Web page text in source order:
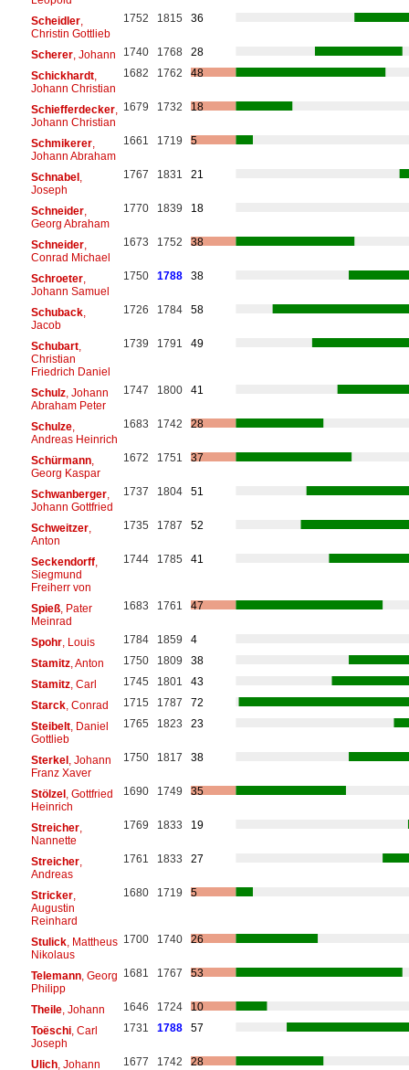
Scheidler,
Christin Gottlieb
1752 1815 36
Scherer, Johann 1740 1768
28
Schickhardt,
Johann Christian
1682 1762 48
Schiefferdecker,
Johann Christian
1679 1732 18
Schmikerer,
Johann Abraham
1661 1719 5
Schnabel,
Joseph
1767 1831 21
Schneider,
Georg Abraham
1770 1839 18
Schneider,
Conrad Michael
1673 1752 38
Schroeter,
Johann Samuel
1750 1788 38
Schuback,
Jacob
1726 1784 58
Schubart,
Christian
Friedrich Daniel
1739 1791 49
Schulz, Johann
Abraham Peter
1747 1800 41
Schulze,
Andreas Heinrich
1683 1742 28
Schürmann,
Georg Kaspar
1672 1751 37
Schwanberger,
Johann Gottfried
1737 1804 51
Schweitzer,
Anton
1735 1787 52
Seckendorff,
Siegmund
Freiherr von
1744 1785 41
Spieß, Pater
Meinrad
1683 1761 47
Spohr, Louis 1784 1859
4
Stamitz, Anton 1750 1809
38
Stamitz, Carl 1745 1801
43
Starck, Conrad 1715 1787
72
Steibelt, Daniel
Gottlieb
1765 1823 23
Sterkel, Johann
Franz Xaver
1750 1817 38
Stölzel, Gottfried
Heinrich
1690 1749 35
Streicher,
Nannette
1769 1833 19
Streicher,
Andreas
1761 1833 27
Stricker,
Augustin
Reinhard
1680 1719 5
Stulick, Mattheus
Nikolaus
1700 1740 26
Telemann, Georg
Philipp
1681 1767 53
Theile, Johann 1646 1724
10
Toëschi, Carl
Joseph
1731 1788 57
Ulich, Johann 1677 1742
28